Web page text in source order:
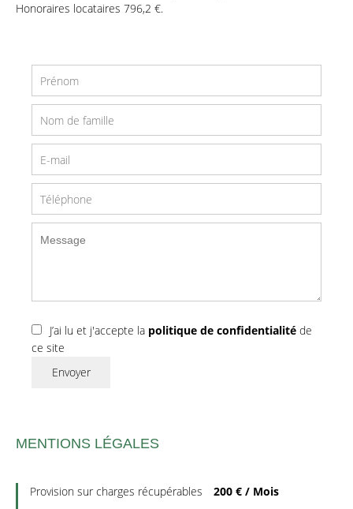
Honoraires locataires 796,2 €.
J’ai lu et j'accepte la politique de confidentialité de
ce site
Envoyer
MENTIONS LÉGALES
Provision sur charges récupérables 200 € / Mois